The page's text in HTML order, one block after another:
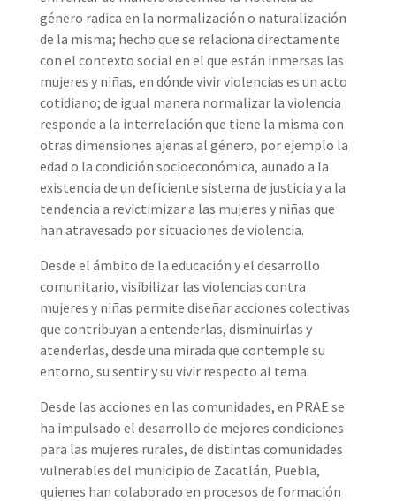
género radica en la normalización o naturalización
de la misma; hecho que se relaciona directamente
con el contexto social en el que están inmersas las
mujeres y niñas, en dónde vivir violencias es un acto
cotidiano; de igual manera normalizar la violencia
responde a la interrelación que tiene la misma con
otras dimensiones ajenas al género, por ejemplo la
edad o la condición socioeconómica, aunado a la
existencia de un deficiente sistema de justicia y a la
tendencia a revictimizar a las mujeres y niñas que
han atravesado por situaciones de violencia.
Desde el ámbito de la educación y el desarrollo
comunitario, visibilizar las violencias contra
mujeres y niñas permite diseñar acciones colectivas
que contribuyan a entenderlas, disminuirlas y
atenderlas, desde una mirada que contemple su
entorno, su sentir y su vivir respecto al tema.
Desde las acciones en las comunidades, en PRAE se
ha impulsado el desarrollo de mejores condiciones
para las mujeres rurales, de distintas comunidades
vulnerables del municipio de Zacatlán, Puebla,
quienes han colaborado en procesos de formación